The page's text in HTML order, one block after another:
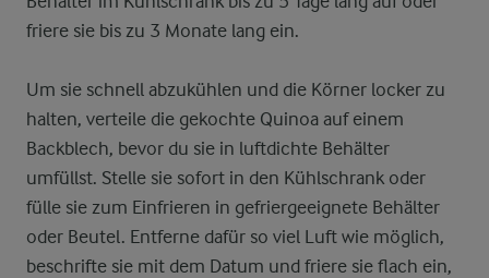
friere sie bis zu 3 Monate lang ein.
Um sie schnell abzukühlen und die Körner locker zu
halten, verteile die gekochte Quinoa auf einem
Backblech, bevor du sie in luftdichte Behälter
umfüllst. Stelle sie sofort in den Kühlschrank oder
fülle sie zum Einfrieren in gefriergeeignete Behälter
oder Beutel. Entferne dafür so viel Luft wie möglich,
beschrifte sie mit dem Datum und friere sie flach ein,